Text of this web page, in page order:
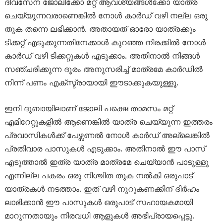
ദിവസേന ജോലിക്കോ മറ്റ് ആവശ്യങ്ങൾക്കോ യാത്ര
ചെയ്യുന്നവരാണെങ്കിൽ നോൾ കാർഡ് വഴി നല്ല ഒരു
തുക തന്നെ ലഭിക്കാൻ. അതായത് ഓരോ യാത്രക്കും
ടിക്കറ്റ് എടുക്കുന്നതിനേക്കാൾ കുറഞ്ഞ നിരക്കിൽ നോൾ
കാർഡ് വഴി ടിക്കറ്റുകൾ എടുക്കാം. അതിനാൽ നിങ്ങൾ
സഞ്ചരിക്കുന്ന ദൂരം അനുസരിച്ച് മാത്രമേ കാർഡിൽ
നിന്ന് പണം എക്സ്ട്രായായി ഈടാക്കുകയുള്ളൂ.
ഇനി ദുബായിലാണ് ജോലി പക്ഷെ താമസം മറ്റ്
എമിറേറ്റുകളിൽ ആണെങ്കിൽ യാത്ര ചെയ്യുന്ന ഇത്തരം
പ്രവാസികൾക്ക് പേഴ്സണൽ നോൾ കാർഡ് അല്ലെങ്കിൽ
പ്രതിവാര പാസുകൾ എടുക്കാം. അതിനാൽ ഈ പാസ്
എടുത്താൽ ഇത്ര യാത്ര മാത്രമേ ചെയ്യാൻ പാടുള്ളു
എന്നില്ല പകരം ഒരു നിശ്ചിത തുക നൽകി ഒരുപാട്
യാത്രകൾ നടത്താം. ഇത് വഴി നൂറുകണക്കിന് ദിർഹം
ലാഭിക്കാൻ ഈ പാസുകൾ ഒരുപാട് സഹായകമായി
മാറുന്നതായും നിരവധി ആളുകൾ അഭിപ്രായപ്പെട്ടു.